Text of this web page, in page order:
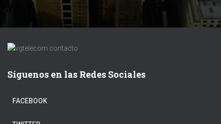
Síguenos en las Redes Sociales
FACEBOOK